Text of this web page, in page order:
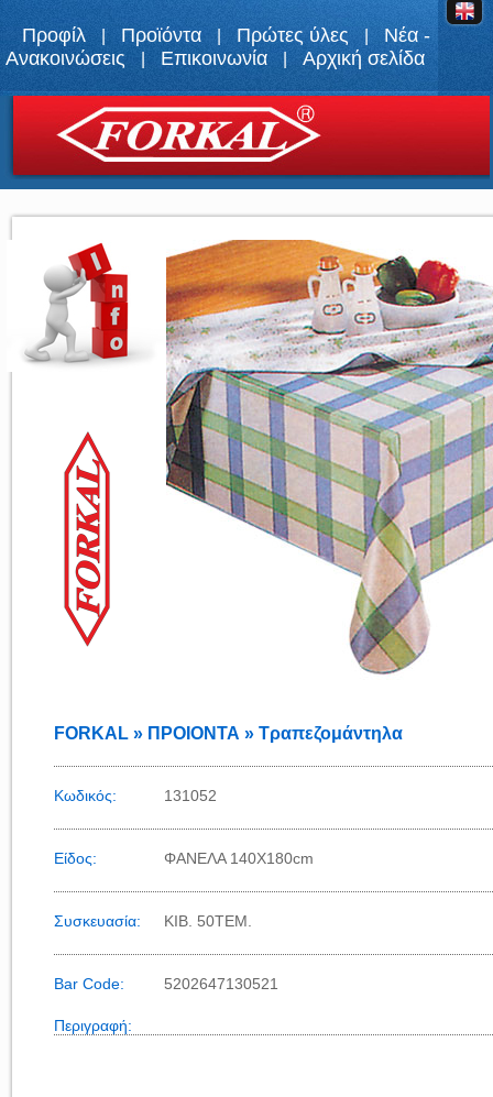
Προφίλ Προϊόντα Πρώτες ύλες
Νέα -
Ανακοινώσεις
Επικοινωνία Αρχική σελίδα
FORKAL » ΠΡΟΙΟΝΤΑ » Τραπεζομάντηλα
Κωδικός: 131052
Είδος: ΦΑΝΕΛΑ 140Χ180cm
Συσκευασία: KIB. 50TEM.
Bar Code: 5202647130521
Περιγραφή: